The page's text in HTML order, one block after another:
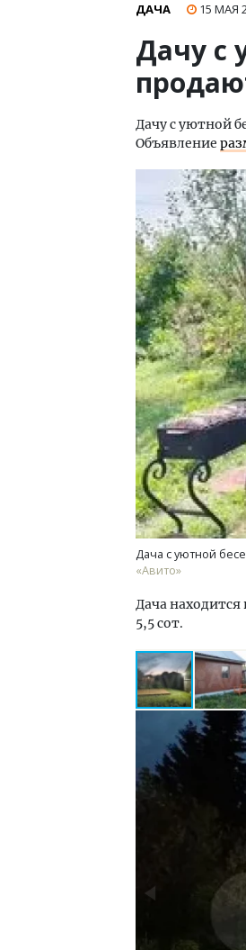
ДАЧА 15 МАЯ
Дачу с
Дачу с уютной
Объявление
Дача с уютной
«Авито»
Дача
5,5 сот.